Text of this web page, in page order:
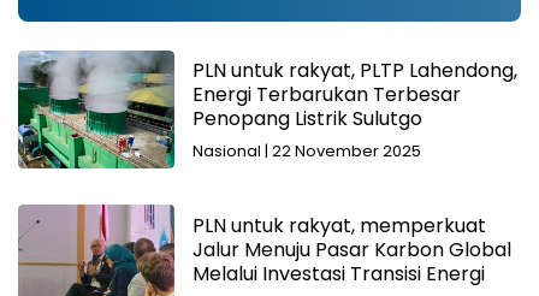
PLN untuk rakyat, PLTP Lahendong,
Energi Terbarukan Terbesar
Penopang Listrik Sulutgo
Nasional | 22 November 2025
PLN untuk rakyat, memperkuat
Jalur Menuju Pasar Karbon Global
Melalui Investasi Transisi Energi